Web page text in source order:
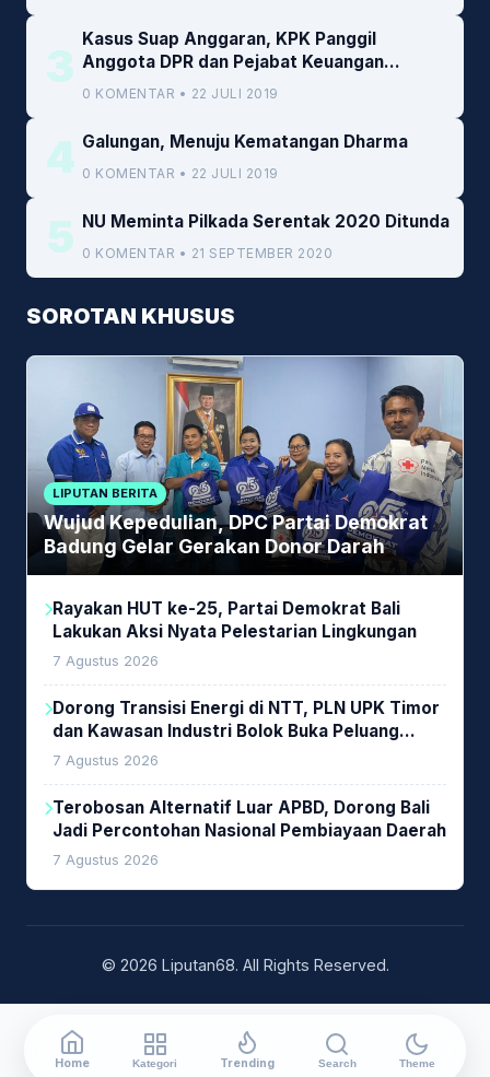
3
Kasus Suap Anggaran, KPK Panggil
Anggota DPR dan Pejabat Keuangan
Kemenkeu
0 KOMENTAR • 22 JULI 2019
4 Galungan, Menuju Kematangan Dharma
0 KOMENTAR • 22 JULI 2019
5 NU Meminta Pilkada Serentak 2020 Ditunda
0 KOMENTAR • 21 SEPTEMBER 2020
SOROTAN KHUSUS
LIPUTAN BERITA
Wujud Kepedulian, DPC Partai Demokrat
Badung Gelar Gerakan Donor Darah
Rayakan HUT ke-25, Partai Demokrat Bali
Lakukan Aksi Nyata Pelestarian Lingkungan
7 Agustus 2026
Dorong Transisi Energi di NTT, PLN UPK Timor
dan Kawasan Industri Bolok Buka Peluang
Investasi Woodchip untuk Cofiring PLTU Bolok
7 Agustus 2026
Terobosan Alternatif Luar APBD, Dorong Bali
Jadi Percontohan Nasional Pembiayaan Daerah
7 Agustus 2026
© 2026 Liputan68. All Rights Reserved.
Home Kategori Trending Search Theme